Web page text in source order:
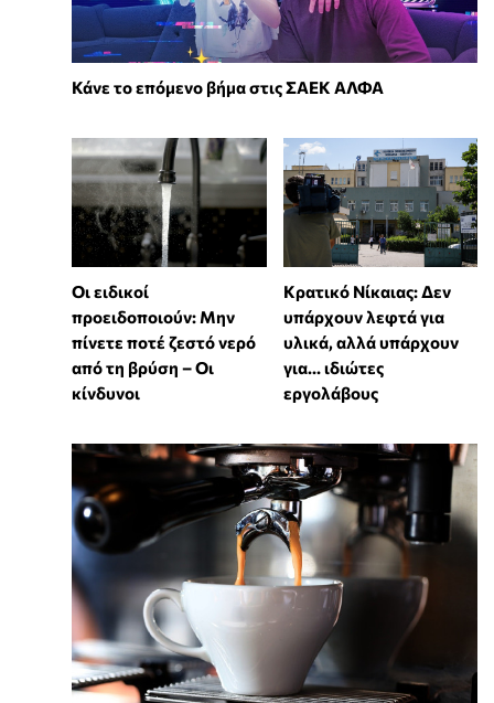
Κάνε το επόμενο βήμα στις ΣΑΕΚ ΑΛΦΑ
Οι ειδικοί
προειδοποιούν: Μην
πίνετε ποτέ ζεστό νερό
από τη βρύση – Οι
κίνδυνοι
Κρατικό Νίκαιας: Δεν
υπάρχουν λεφτά για
υλικά, αλλά υπάρχουν
για... ιδιώτες
εργολάβους